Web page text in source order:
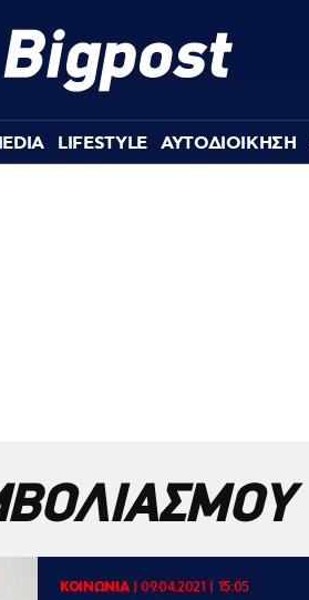
LIFESTYLE ΑΥΤΟΔΙΟΙΚΗΣΗ
ΚΟΙΝΩΝΙΑ|09.04.2021 | 15:05